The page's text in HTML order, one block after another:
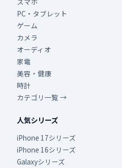
PC・タブレット
ゲーム
カメラ
オーディオ
家電
美容・健康
時計
カテゴリ一覧 →
人気シリーズ
iPhone 17シリーズ
iPhone 16シリーズ
Galaxyシリーズ